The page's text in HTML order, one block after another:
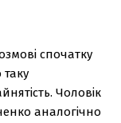
спочатку
Чоловік
аналогічно